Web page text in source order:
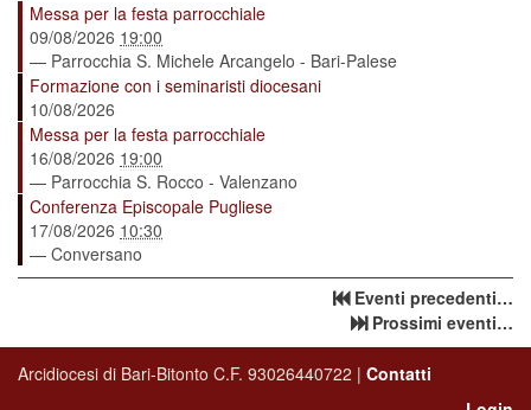
Messa per la festa parrocchiale
09/08/2026 19:00
— Parrocchia S. Michele Arcangelo - Bari-Palese
Formazione con i seminaristi diocesani
10/08/2026
Messa per la festa parrocchiale
16/08/2026 19:00
— Parrocchia S. Rocco - Valenzano
Conferenza Episcopale Pugliese
17/08/2026 10:30
— Conversano
Eventi precedenti…
Prossimi eventi…
Arcidiocesi di Bari-Bitonto C.F. 93026440722 | Contatti